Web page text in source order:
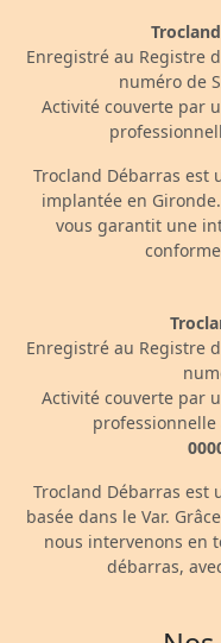
Enregistré au Registre
numéro de
Activité couverte par
Trocland Débarras est
implantée en
vous garantit une
Enregistré au Registre
Activité couverte par
Trocland Débarras est
basée dans le Var.
nous intervenons en
débarras,